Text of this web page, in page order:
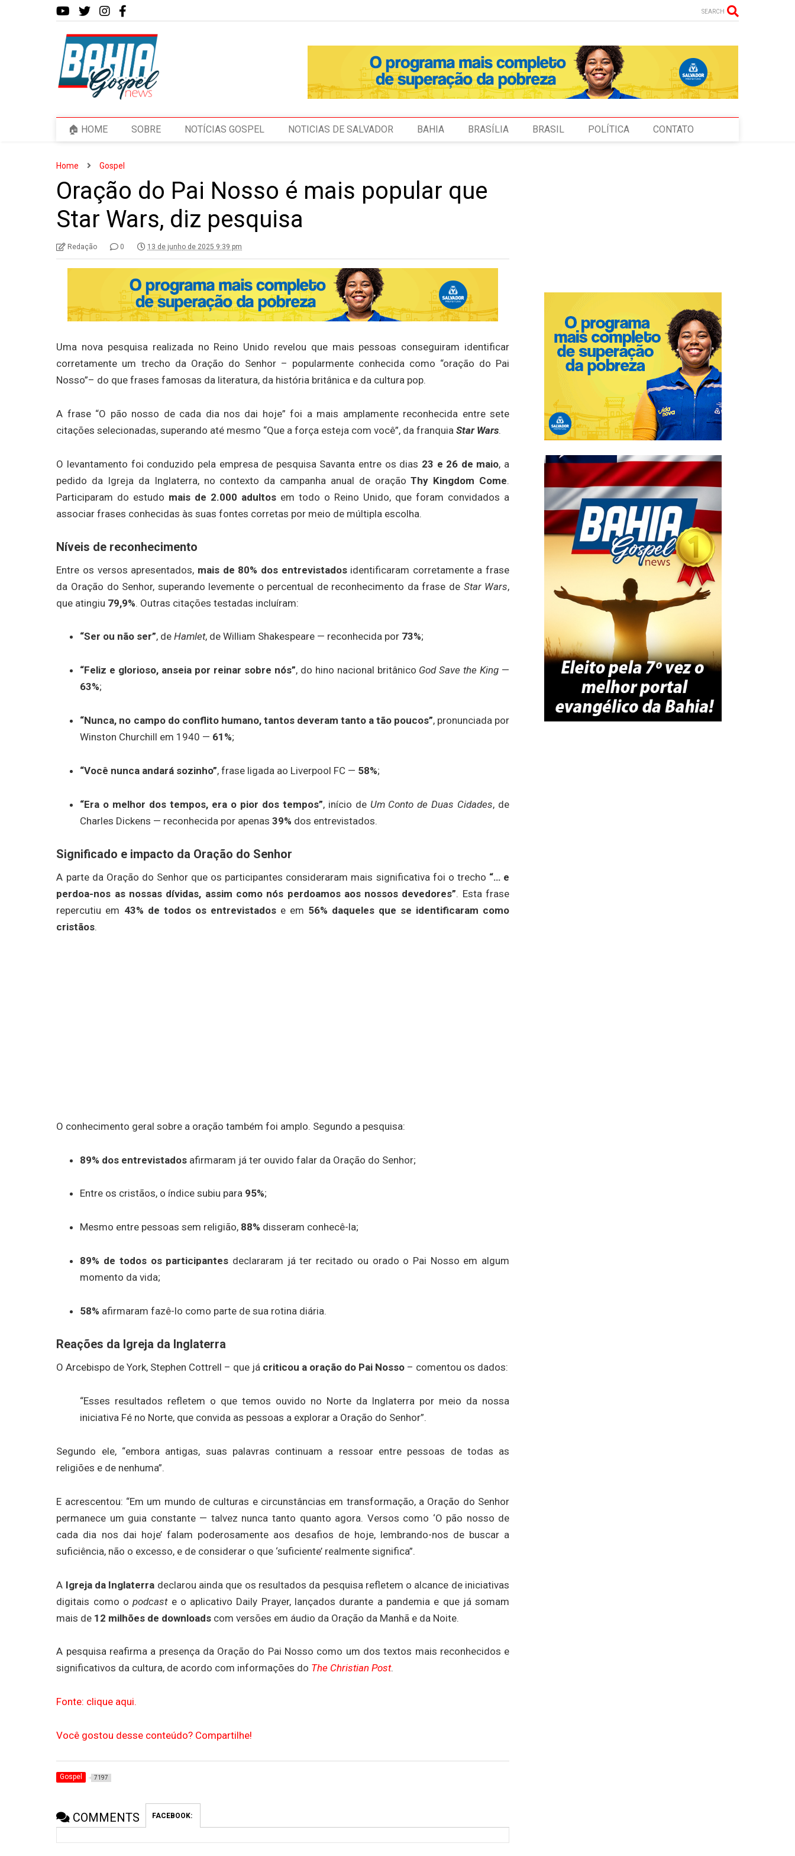
SEARCH
🏠 HOME SOBRE NOTÍCIAS GOSPEL NOTICIAS DE SALVADOR BAHIA BRASÍLIA BRASIL POLÍTICA CONTATO
Home Gospel
Oração do Pai Nosso é mais popular que
Star Wars, diz pesquisa
Redação 0 13 de junho de 2025 9:39 pm
Uma nova pesquisa realizada no Reino Unido revelou que mais pessoas conseguiram identificar
corretamente um trecho da Oração do Senhor – popularmente conhecida como “oração do Pai
Nosso”– do que frases famosas da literatura, da história britânica e da cultura pop.
A frase “O pão nosso de cada dia nos dai hoje” foi a mais amplamente reconhecida entre sete
citações selecionadas, superando até mesmo “Que a força esteja com você”, da franquiaStar Wars.
O levantamento foi conduzido pela empresa de pesquisa Savanta entre os dias 23 e 26 de maio, a
pedido da Igreja da Inglaterra, no contexto da campanha anual de oraçãoThy Kingdom Come.
Participaram do estudo mais de 2.000 adultos em todo o Reino Unido, que foram convidados a
associar frases conhecidas às suas fontes corretas por meio de múltipla escolha.
Níveis de reconhecimento
Entre os versos apresentados, mais de 80% dos entrevistadosidentificaram corretamente a frase
da Oração do Senhor, superando levemente o percentual de reconhecimento da frase de Star Wars,
que atingiu 79,9%. Outras citações testadas incluíram:
“Ser ou não ser”, deHamlet, de William Shakespeare — reconhecida por 73%;
“Feliz e glorioso, anseia por reinar sobre nós”, do hino nacional britânico God Save the King —
63%;
“Nunca, no campo do conflito humano, tantos deveram tanto a tão poucos”, pronunciada por
Winston Churchill em 1940 — 61%;
“Você nunca andará sozinho”, frase ligada ao Liverpool FC — 58%;
“Era o melhor dos tempos, era o pior dos tempos”, início de Um Conto de Duas Cidades, de
Charles Dickens — reconhecida por apenas39% dos entrevistados.
Significado e impacto da Oração do Senhor
A parte da Oração do Senhor que os participantes consideraram mais significativa foi o trecho “… e
perdoa-nos as nossas dívidas, assim como nós perdoamos aos nossos devedores”. Esta frase
repercutiu em 43% de todos os entrevistadose em 56% daqueles que se identificaram como
cristãos.
O conhecimento geral sobre a oração também foi amplo. Segundo a pesquisa:
89% dos entrevistados afirmaram já ter ouvido falar da Oração do Senhor;
Entre os cristãos, o índice subiu para 95%;
Mesmo entre pessoas sem religião, 88% disseram conhecê-la;
89% de todos os participantes declararam já ter recitado ou orado o Pai Nosso em algum
momento da vida;
58% afirmaram fazê-lo como parte de sua rotina diária.
Reações da Igreja da Inglaterra
O Arcebispo de York, Stephen Cottrell – que já criticou a oração do Pai Nosso – comentou os dados:
“Esses resultados refletem o que temos ouvido no Norte da Inglaterra por meio da nossa
iniciativa Fé no Norte, que convida as pessoas a explorar a Oração do Senhor”.
Segundo ele, “embora antigas, suas palavras continuam a ressoar entre pessoas de todas as
religiões e de nenhuma”.
E acrescentou: “Em um mundo de culturas e circunstâncias em transformação, a Oração do Senhor
permanece um guia constante — talvez nunca tanto quanto agora. Versos como ‘O pão nosso de
cada dia nos dai hoje’ falam poderosamente aos desafios de hoje, lembrando-nos de buscar a
suficiência, não o excesso, e de considerar o que ‘suficiente’ realmente significa”.
A Igreja da Inglaterra declarou ainda que os resultados da pesquisa refletem o alcance de iniciativas
digitais como opodcaste o aplicativo Daily Prayer, lançados durante a pandemia e que já somam
mais de 12 milhões de downloads com versões em áudio da Oração da Manhã e da Noite.
A pesquisa reafirma a presença da Oração do Pai Nosso como um dos textos mais reconhecidos e
significativos da cultura, de acordo com informações do The Christian Post.
Fonte: clique aqui.
Você gostou desse conteúdo? Compartilhe!
Gospel 7197
COMMENTS FACEBOOK: